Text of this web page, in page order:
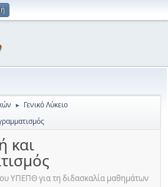
► Γενικό Λύκειο
και
ΥΠΕΠΘ για τη διδασκαλία μαθημάτων